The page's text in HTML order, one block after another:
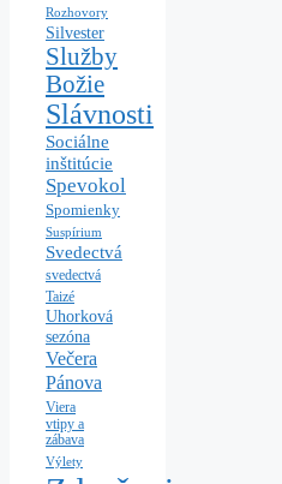
Rozhovory
Silvester
Služby
Božie
Slávnosti
Sociálne
inštitúcie
Spevokol
Spomienky
Suspírium
Svedectvá
svedectvá
Taizé
Uhorková
sezóna
Večera
Pánova
Viera
vtipy a
zábava
Výlety